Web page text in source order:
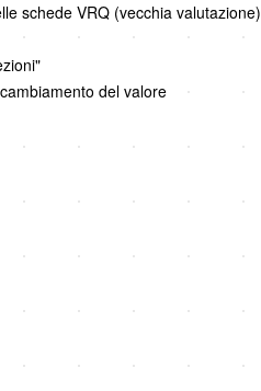
schede VRQ (vecchia valutazione)
del valore